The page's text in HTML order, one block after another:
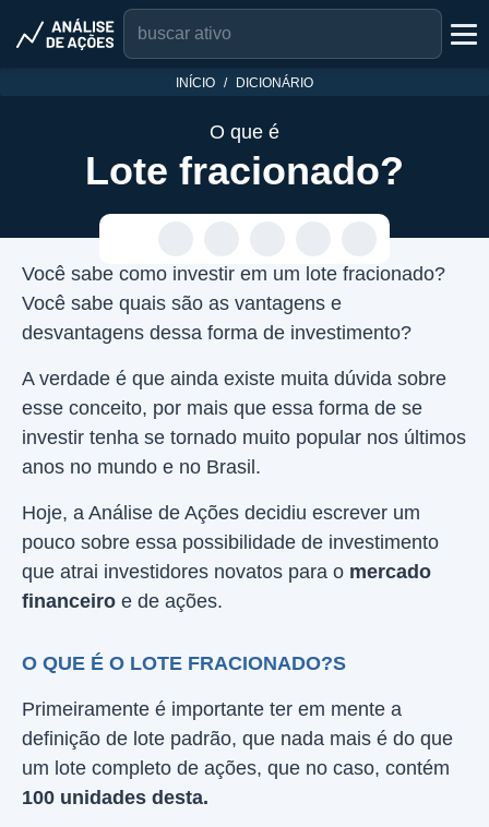
INÍCIO DICIONÁRIO
O que é
Lote fracionado?
Você sabe como investir em um lote fracionado?
Você sabe quais são as vantagens e
desvantagens dessa forma de investimento?
A verdade é que ainda existe muita dúvida sobre
esse conceito, por mais que essa forma de se
investir tenha se tornado muito popular nos últimos
anos no mundo e no Brasil.
Hoje, a Análise de Ações decidiu escrever um
pouco sobre essa possibilidade de investimento
que atrai investidores novatos para o mercado
financeiro e de ações.
O QUE É O LOTE FRACIONADO?S
Primeiramente é importante ter em mente a
definição de lote padrão, que nada mais é do que
um lote completo de ações, que no caso, contém
100 unidades desta.